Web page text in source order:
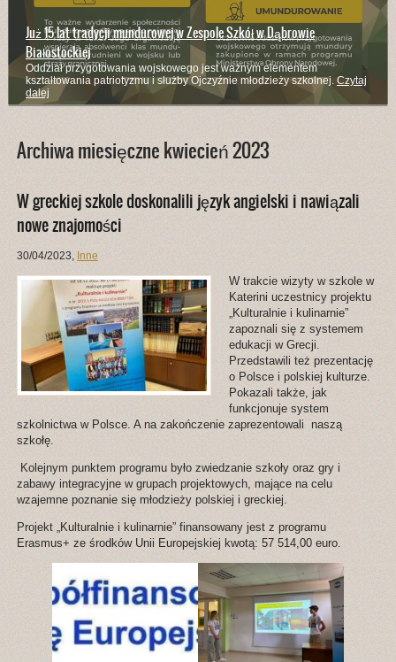
Branżowa Szkoła I Stopnia kształci w wielu zawodach
Kucharze, mechanicy pojazdów samochodowych, stolarze, rolnicy,
murarze - to zaledwie część z zawodów w których kształci szkołaCzytaj
dalej
Archiwa miesięczne kwiecień 2023
W greckiej szkole doskonalili język angielski i nawiązali
nowe znajomości
30/04/2023, Inne
W trakcie wizyty w szkole w
Katerini uczestnicy projektu
„Kulturalnie i kulinarnie”
zapoznali się z systemem
edukacji w Grecji.
Przedstawili też prezentację
o Polsce i polskiej kulturze.
Pokazali także, jak
funkcjonuje system
szkolnictwa w Polsce. A na zakończenie zaprezentowali naszą
szkołę.
Kolejnym punktem programu było zwiedzanie szkoły oraz gry i
zabawy integracyjne w grupach projektowych, mające na celu
wzajemne poznanie się młodzieży polskiej i greckiej.
Projekt „Kulturalnie i kulinarnie” finansowany jest z programu
Erasmus+ ze środków Unii Europejskiej kwotą: 57 514,00 euro.